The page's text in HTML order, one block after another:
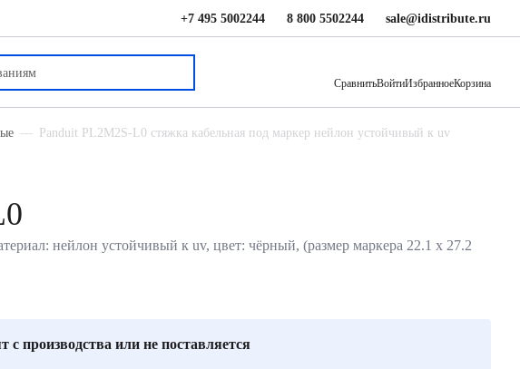
+7 495 5002244 8 800 5502244 sale@idistribute.ru
СравнитьВойтиИзбранноеКорзина
Panduit PL2M2S-L0 стяжка кабельная под маркер нейлон устойчивый к uv
нейлон устойчивый к uv, цвет: чёрный, (размер маркера 22.1 x 27.2
с производства или не поставляется